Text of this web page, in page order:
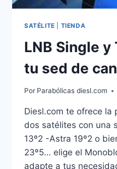
SATÉLITE TIENDA
LNB Single y
tu sed de
Por Parabólicas diesl.com
Diesl.com te ofrece la
dos satélites con una
13º2 -Astra 19º2 o
23º5… elige el
adapte a tus